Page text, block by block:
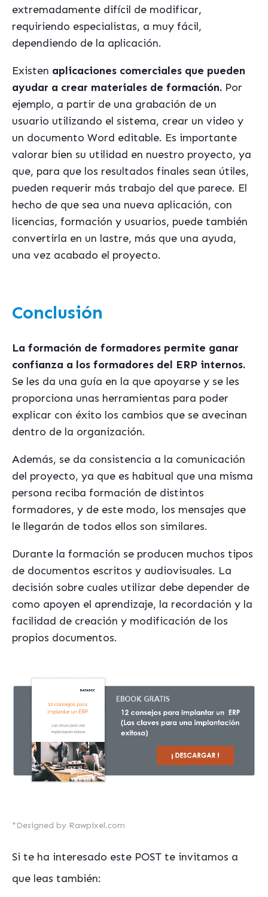
extremadamente difícil de modificar,
requiriendo especialistas, a muy fácil,
dependiendo de la aplicación.
Existen aplicaciones comerciales que pueden
ayudar a crear materiales de formación. Por
ejemplo, a partir de una grabación de un
usuario utilizando el sistema, crear un video y
un documento Word editable. Es importante
valorar bien su utilidad en nuestro proyecto, ya
que, para que los resultados finales sean útiles,
pueden requerir más trabajo del que parece. El
hecho de que sea una nueva aplicación, con
licencias, formación y usuarios, puede también
convertirla en un lastre, más que una ayuda,
una vez acabado el proyecto.
Conclusión
La formación de formadores permite ganar
confianza a los formadores del ERP internos.
Se les da una guía en la que apoyarse y se les
proporciona unas herramientas para poder
explicar con éxito los cambios que se avecinan
dentro de la organización.
Además, se da consistencia a la comunicación
del proyecto, ya que es habitual que una misma
persona reciba formación de distintos
formadores, y de este modo, los mensajes que
le llegarán de todos ellos son similares.
Durante la formación se producen muchos tipos
de documentos escritos y audiovisuales. La
decisión sobre cuales utilizar debe depender de
como apoyen el aprendizaje, la recordación y la
facilidad de creación y modificación de los
propios documentos.
*Designed by Rawpixel.com
Si te ha interesado este POST te invitamos a
que leas también: